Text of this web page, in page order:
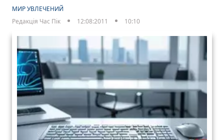
МИР УВЛЕЧЕНИЙ
Редакція Час Пік
12:08:2011 10:10